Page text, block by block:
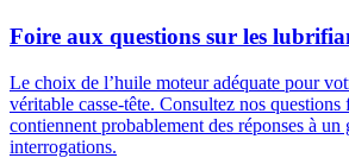
Foire aux questions sur les
Le choix de l’huile moteur adéquate pour
véritable casse-tête. Consultez nos questions
contiennent probablement des réponses à
interrogations.